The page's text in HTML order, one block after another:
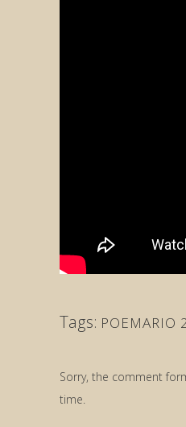
Tags: POEMARIO
Sorry, the comment
time.